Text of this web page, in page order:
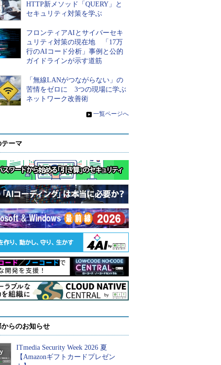
HTTP新メソッド「QUERY」と
セキュリティ対策を学ぶ
フロンティアAIとサイバーセキ
ュリティ対策の現在地 「17万
行のAIコード分析」事例と公的
ガイドラインが示す道筋
「無線LANがつながらない」の
苦情をゼロに 3つの現場に学ぶ
ネットワーク改善術
» 一覧ページへ
ーマ
らのお知らせ
ITmedia Security Week 2026 夏
【Amazonギフトカードプレゼン